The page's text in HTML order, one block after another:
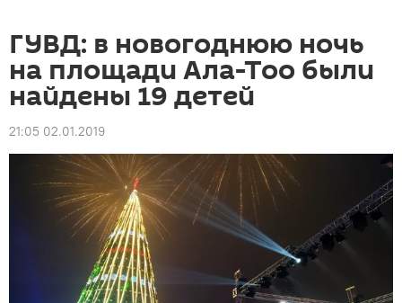
ГУВД: в новогоднюю ночь
на площади Ала-Тоо были
найдены 19 детей
21:05 02.01.2019